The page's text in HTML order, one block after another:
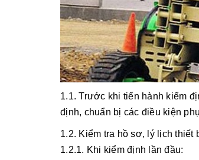
1.1. Trước khi tiến hành kiểm
định, chuẩn bị các điều kiện
1.2. Kiểm tra hồ sơ, lý lịch thiết
1.2.1. Khi kiểm định lần đầu: